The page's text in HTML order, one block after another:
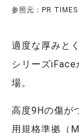
参照元：PR TIMES
適度な厚みと
シリーズ
場。
高度9Hの傷が
用規格準拠（